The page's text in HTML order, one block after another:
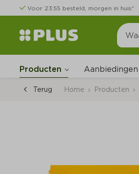
Voor 23:55 besteld, morgen in huis*
Producten Aanbiedingen
Terug Home Producten